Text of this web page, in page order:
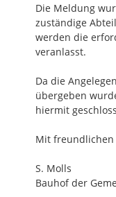
Die Meldung
zuständige
werden die
veranlasst.
Da die
übergeben
hiermit
Mit freundlichen
S. Molls
Bauhof der